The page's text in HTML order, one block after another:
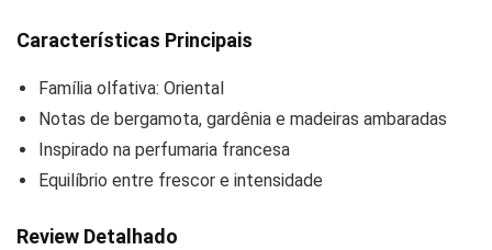
Características Principais
Família olfativa: Oriental
Notas de bergamota, gardênia e madeiras ambaradas
Inspirado na perfumaria francesa
Equilíbrio entre frescor e intensidade
Review Detalhado